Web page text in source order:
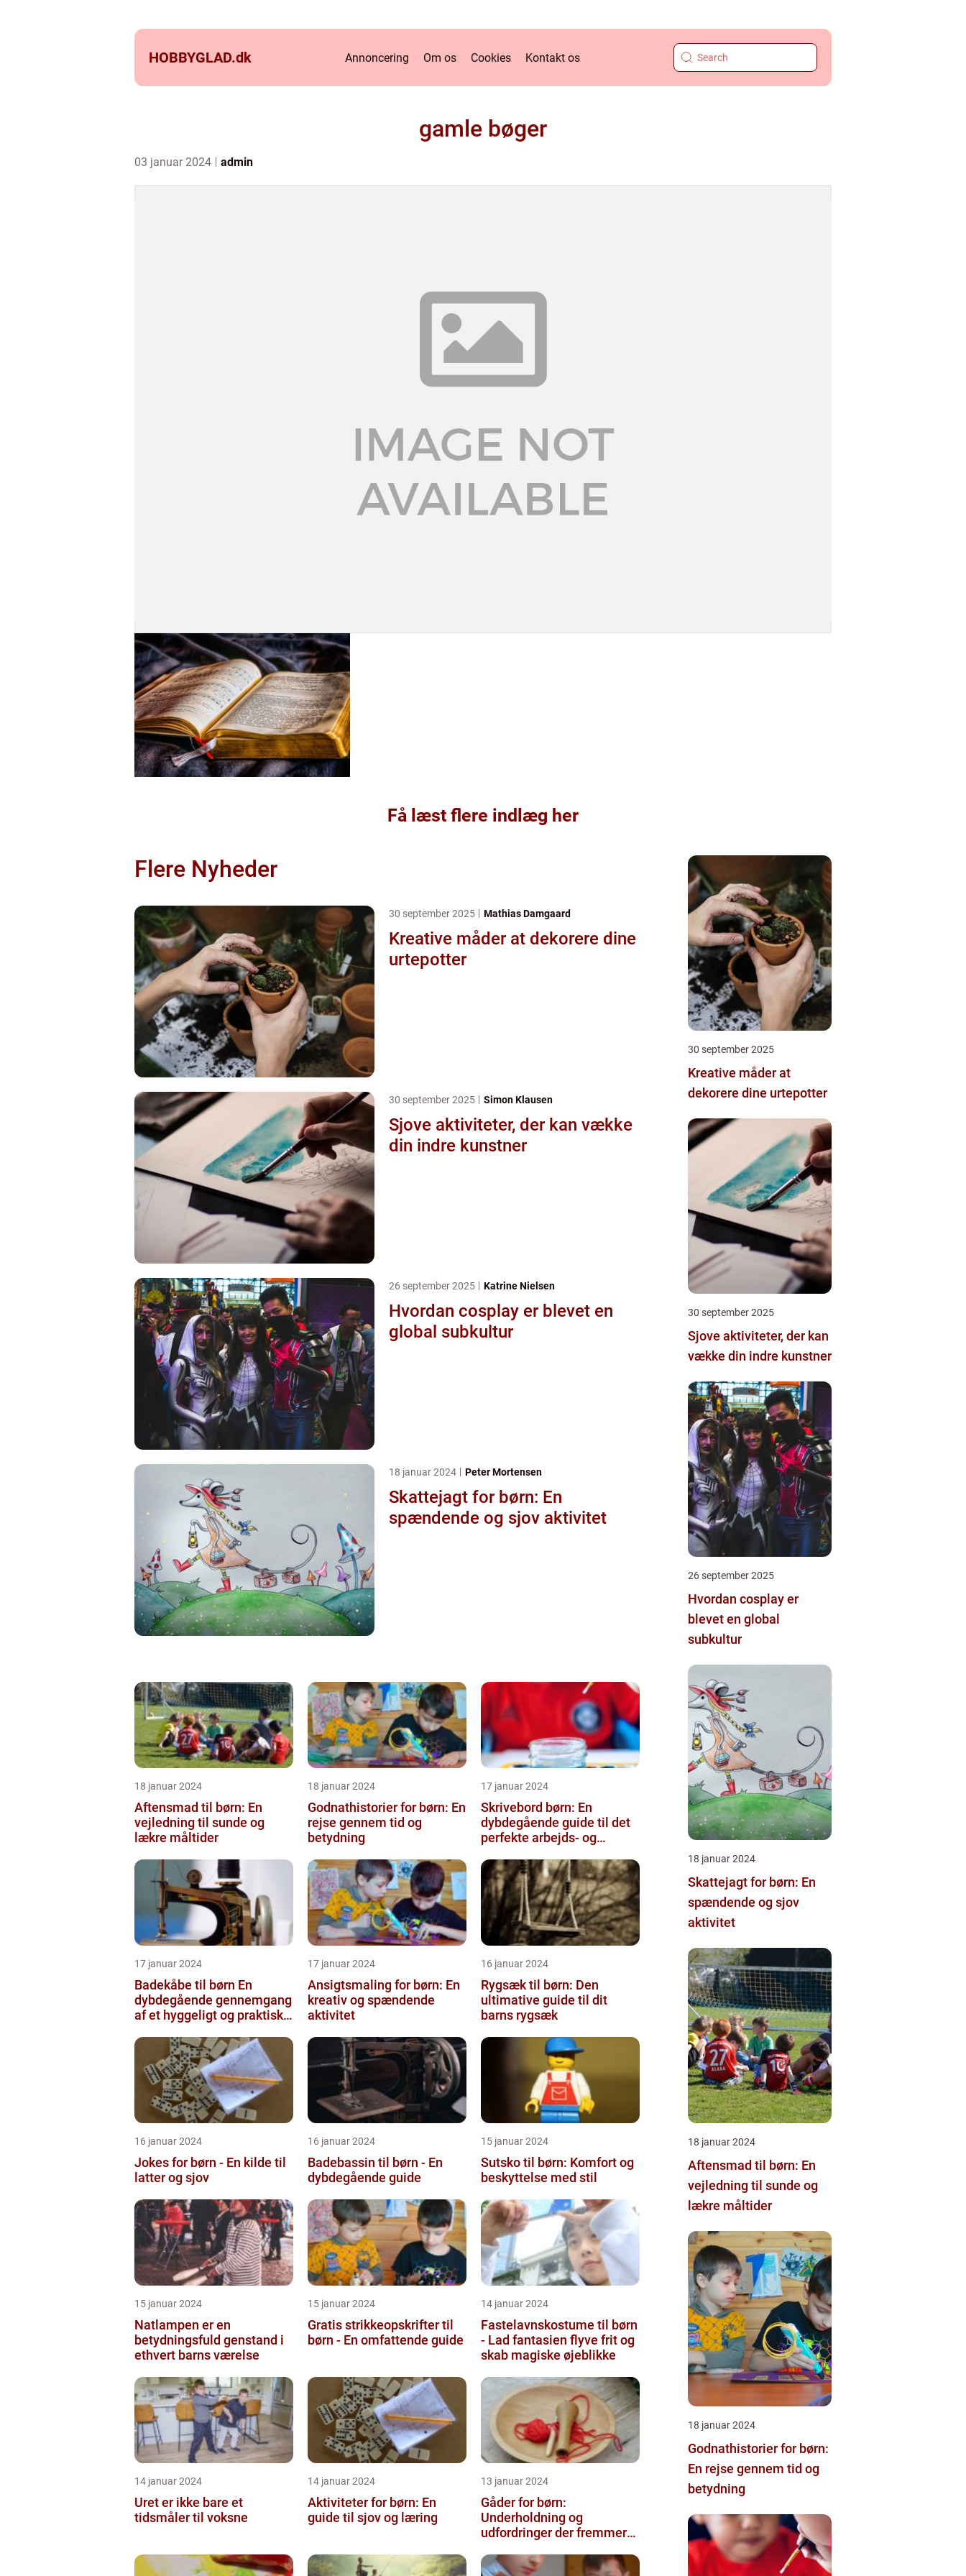
HOBBYGLAD.dk Annoncering Om os Cookies Kontakt os
gamle bøger
03 januar 2024 admin
Få læst flere indlæg her
Flere Nyheder
30 september 2025 Mathias Damgaard
Kreative måder at dekorere dine
urtepotter
30 september 2025 Simon Klausen
Sjove aktiviteter, der kan vække
din indre kunstner
26 september 2025 Katrine Nielsen
Hvordan cosplay er blevet en
global subkultur
18 januar 2024 Peter Mortensen
Skattejagt for børn: En
spændende og sjov aktivitet
18 januar 2024
Aftensmad til børn: En
vejledning til sunde og
lækre måltider
18 januar 2024
Godnathistorier for børn: En
rejse gennem tid og
betydning
17 januar 2024
Skrivebord børn: En
dybdegående guide til det
perfekte arbejds- og
17 januar 2024
Badekåbe til børn En
dybdegående gennemgang
af et hyggeligt og praktisk
17 januar 2024
Ansigtsmaling for børn: En
kreativ og spændende
aktivitet
16 januar 2024
Rygsæk til børn: Den
ultimative guide til dit
barns rygsæk
16 januar 2024
Jokes for børn - En kilde til
latter og sjov
16 januar 2024
Badebassin til børn - En
dybdegående guide
15 januar 2024
Sutsko til børn: Komfort og
beskyttelse med stil
15 januar 2024
Natlampen er en
betydningsfuld genstand i
ethvert barns værelse
15 januar 2024
Gratis strikkeopskrifter til
børn - En omfattende guide
14 januar 2024
Fastelavnskostume til børn
- Lad fantasien flyve frit og
skab magiske øjeblikke
14 januar 2024
Uret er ikke bare et
tidsmåler til voksne
14 januar 2024
Aktiviteter for børn: En
guide til sjov og læring
13 januar 2024
Gåder for børn:
Underholdning og
udfordringer der fremmer
30 september 2025
Kreative måder at
dekorere dine urtepotter
30 september 2025
Sjove aktiviteter, der kan
vække din indre kunstner
26 september 2025
Hvordan cosplay er
blevet en global
subkultur
18 januar 2024
Skattejagt for børn: En
spændende og sjov
aktivitet
18 januar 2024
Aftensmad til børn: En
vejledning til sunde og
lækre måltider
18 januar 2024
Godnathistorier for børn:
En rejse gennem tid og
betydning